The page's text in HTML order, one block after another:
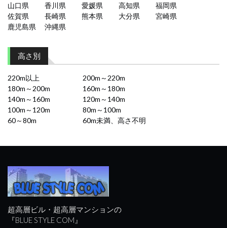
山口県
香川県 愛媛県 高知県
福岡県
佐賀県
長崎県 熊本県 大分県
宮崎県
鹿児島県
沖縄県
高さ別
220m以上
200m～220m
180m～200m
160m～180m
140m～160m
120m～140m
100m～120m
80m～100m
60～80m
60m未満、高さ不明
超高層ビル・超高層マンションの
『BLUE STYLE COM』